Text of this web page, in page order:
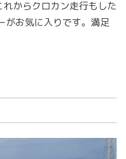
からクロカン走行もした
がお気に入りです。満足